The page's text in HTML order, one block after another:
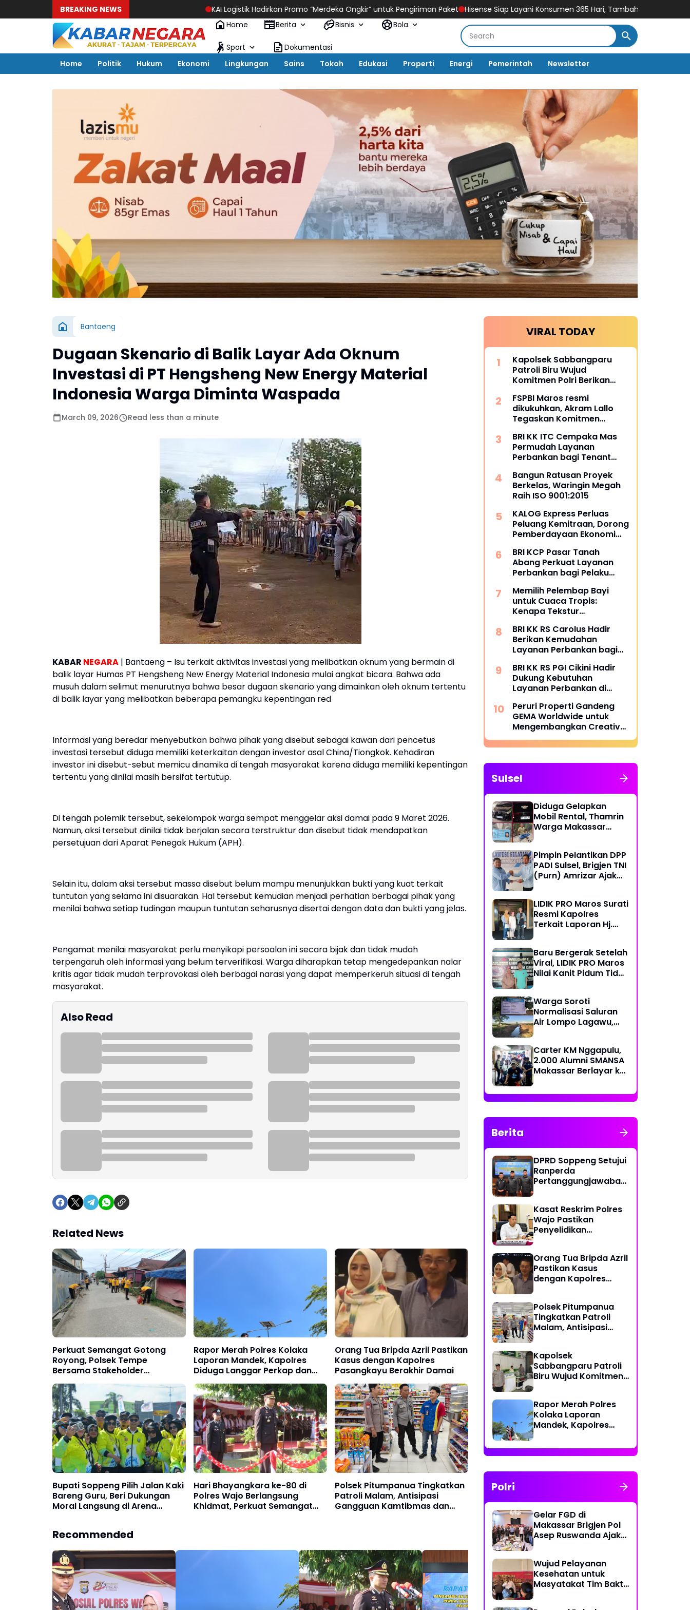
BREAKING NEWS KAI Logistik Hadirkan Promo “Merdeka Ongkir” untuk Pengiriman Paket
Hisense Siap Layani Konsumen 365 Hari, Tambah Jadwal Layanan Call Center
Home
Berita Bisnis Bola
Sport
Dokumentasi
Home
Politik Hukum Ekonomi Lingkungan Sains Tokoh Edukasi Properti Energi Pemerintah Newsletter
Bantaeng
Dugaan Skenario di Balik Layar Ada Oknum
Investasi di PT Hengsheng New Energy Material
Indonesia Warga Diminta Waspada
March 09, 2026 Read less than a minute
KABAR NEGARA | Bantaeng – Isu terkait aktivitas investasi yang melibatkan oknum yang bermain di
balik layar Humas PT Hengsheng New Energy Material Indonesia mulai angkat bicara. Bahwa ada
musuh dalam selimut menurutnya bahwa besar dugaan skenario yang dimainkan oleh oknum tertentu
di balik layar yang melibatkan beberapa pemangku kepentingan red
Informasi yang beredar menyebutkan bahwa pihak yang disebut sebagai kawan dari pencetus
investasi tersebut diduga memiliki keterkaitan dengan investor asal China/Tiongkok. Kehadiran
investor ini disebut-sebut memicu dinamika di tengah masyarakat karena diduga memiliki kepentingan
tertentu yang dinilai masih bersifat tertutup.
Di tengah polemik tersebut, sekelompok warga sempat menggelar aksi damai pada 9 Maret 2026.
Namun, aksi tersebut dinilai tidak berjalan secara terstruktur dan disebut tidak mendapatkan
persetujuan dari Aparat Penegak Hukum (APH).
Selain itu, dalam aksi tersebut massa disebut belum mampu menunjukkan bukti yang kuat terkait
tuntutan yang selama ini disuarakan. Hal tersebut kemudian menjadi perhatian berbagai pihak yang
menilai bahwa setiap tudingan maupun tuntutan seharusnya disertai dengan data dan bukti yang jelas.
Pengamat menilai masyarakat perlu menyikapi persoalan ini secara bijak dan tidak mudah
terpengaruh oleh informasi yang belum terverifikasi. Warga diharapkan tetap mengedepankan nalar
kritis agar tidak mudah terprovokasi oleh berbagai narasi yang dapat memperkeruh situasi di tengah
masyarakat.
Also Read
Related News
Perkuat Semangat Gotong
Royong, Polsek Tempe
Bersama Stakeholder
Laksanakan Kerja Bakti di
Watallipue
Rapor Merah Polres Kolaka
Laporan Mandek, Kapolres
Diduga Langgar Perkap dan
Abaikan Kepastian Hukum
Orang Tua Bripda Azril Pastikan
Kasus dengan Kapolres
Pasangkayu Berakhir Damai
Bupati Soppeng Pilih Jalan Kaki
Bareng Guru, Beri Dukungan
Moral Langsung di Arena
Hari Bhayangkara ke-80 di
Polres Wajo Berlangsung
Khidmat, Perkuat Semangat
Polsek Pitumpanua Tingkatkan
Patroli Malam, Antisipasi
Gangguan Kamtibmas dan
Recommended
VIRAL TODAY
Kapolsek Sabbangparu
Patroli Biru Wujud
Komitmen Polri Berikan
Masyarakat
FSPBI Maros resmi
dikukuhkan, Akram Lallo
Tegaskan Komitmen
Pekerja
BRI KK ITC Cempaka Mas
Permudah Layanan
Perbankan bagi Tenant
Bangun Ratusan Proyek
Berkelas, Waringin Megah
Raih ISO 9001:2015
KALOG Express Perluas
Peluang Kemitraan, Dorong
Pemberdayaan Ekonomi
BRI KCP Pasar Tanah
Abang Perkuat Layanan
Perbankan bagi Pelaku
Pusat Grosir Terbesar di
Indonesia
Memilih Pelembap Bayi
untuk Cuaca Tropis:
Kenapa Tekstur
BRI KK RS Carolus Hadir
Berikan Kemudahan
Layanan Perbankan bagi
Masyarakat
BRI KK RS PGI Cikini Hadir
Dukung Kebutuhan
Layanan Perbankan di
Peruri Properti Gandeng
GEMA Worldwide untuk
Mengembangkan Creative
Hub Berbasis Kolaborasi
Komunitas
Sulsel
Diduga Gelapkan
Mobil Rental, Thamrin
Warga Makassar
Pimpin Pelantikan DPP
PADI Sulsel, Brigjen TNI
(Purn) Amrizar Ajak
Dengan Hati Bersih
LIDIK PRO Maros Surati
Resmi Kapolres
Terkait Laporan Hj.
Baru Bergerak Setelah
Viral, LIDIK PRO Maros
Nilai Kanit Pidum Tidak
Warga Soroti
Normalisasi Saluran
Air Lompo Lagawu,
Seimbang dengan
Hasil Pekerjaan
Carter KM Nggapulu,
2.000 Alumni SMANSA
Makassar Berlayar ke
Meriahkan Temu
Nasional IV di
Berita
DPRD Soppeng Setujui
Ranperda
Pertanggungjawaban
Kasat Reskrim Polres
Wajo Pastikan
Penyelidikan
Orang Tua Bripda Azril
Pastikan Kasus
dengan Kapolres
Polsek Pitumpanua
Tingkatkan Patroli
Malam, Antisipasi
Kriminalitas di
Wilayah Hukum
Kapolsek
Sabbangparu Patroli
Biru Wujud Komitmen
Masyarakat
Rapor Merah Polres
Kolaka Laporan
Mandek, Kapolres
Perkap dan Abaikan
Kepastian Hukum
Polri
Gelar FGD di
Makassar Brigjen Pol
Asep Ruswanda Ajak
Wujud Pelayanan
Kesehatan untuk
Masyatakat Tim Bakti